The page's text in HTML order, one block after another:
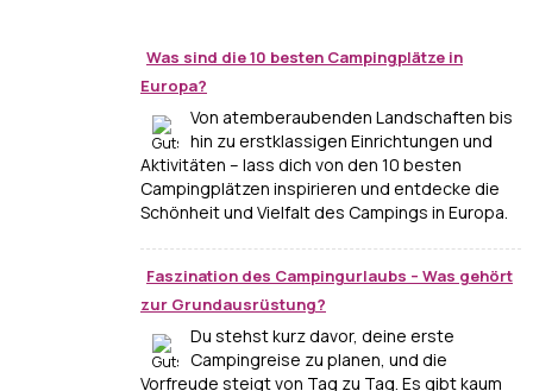
Was sind die 10 besten Campingplätze in
Europa?
Von atemberaubenden Landschaften bis
hin zu erstklassigen Einrichtungen und
Aktivitäten – lass dich von den 10 besten
Campingplätzen inspirieren und entdecke die
Schönheit und Vielfalt des Campings in Europa.
Faszination des Campingurlaubs – Was gehört
zur Grundausrüstung?
Du stehst kurz davor, deine erste
Campingreise zu planen, und die
Vorfreude steigt von Tag zu Tag. Es gibt kaum